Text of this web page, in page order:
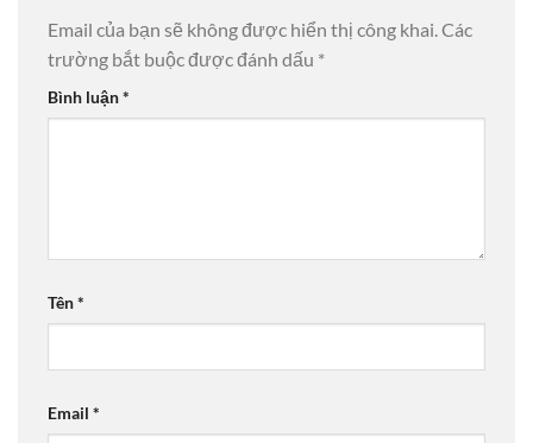
Email của bạn sẽ không được hiển thị công khai.Các
trường bắt buộc được đánh dấu *
Bình luận*
Tên*
Email *